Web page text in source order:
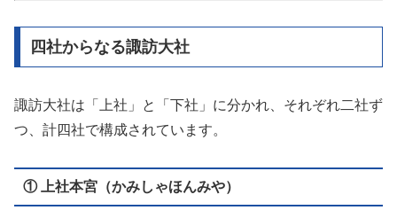
四社からなる諏訪大社
諏訪大社は「上社」と「下社」に分かれ、それぞれ二社ず
つ、計四社で構成されています。
① 上社本宮（かみしゃほんみや）